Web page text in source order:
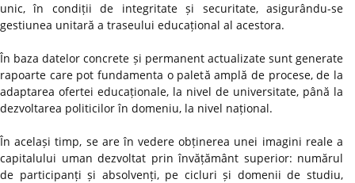
unic, în condiții de integritate și securitate, asigurându-se
gestiunea unitară a traseului educațional al acestora.
În baza datelor concrete și permanent actualizate sunt generate
rapoarte care pot fundamenta o paletă amplă de procese, de la
adaptarea ofertei educaționale, la nivel de universitate, până la
dezvoltarea politicilor în domeniu, la nivel național.
În același timp, se are în vedere obținerea unei imagini reale a
capitalului uman dezvoltat prin învățământ superior: numărul
de participanți și absolvenți, pe cicluri și domenii de studiu,